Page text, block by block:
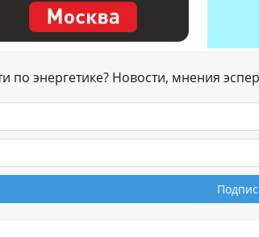
по энергетике? Новости, мнения